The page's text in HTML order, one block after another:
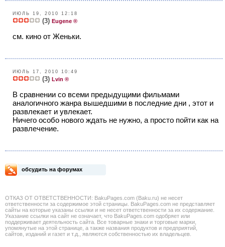
ИЮЛЬ 19, 2010 12:18
(3) Eugene ®
см. кино от Женьки.
ИЮЛЬ 17, 2010 10:49
(3) Lvin ®
В сравнении со всеми предыдущими фильмами
аналогичного жанра вышедшими в последние дни , этот и
развлекает и увлекает.
Ничего особо нового ждать не нужно, а просто пойти как на
развлечение.
обсудить на форумах
ОТКАЗ ОТ ОТВЕТСТВЕННОСТИ: BakuPages.com (Baku.ru) не несет
ответственности за содержимое этой страницы. BakuPages.com не представляет
сайты на которые указаны ссылки и не несет ответственности за их содержание.
Указание ссылки на сайт не означает, что BakuPages.com одобряет или
поддерживает деятельность сайта. Все товарные знаки и торговые марки,
упомянутые на этой странице, а также названия продуктов и предприятий,
сайтов, изданий и газет и т.д., являются собственностью их владельцев.